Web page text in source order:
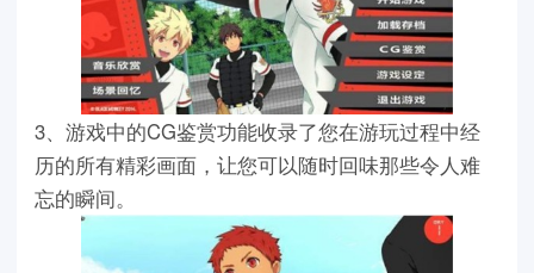
3、游戏中的CG鉴赏功能收录了您在游玩过程中经
历的所有精彩画面，让您可以随时回味那些令人难
忘的瞬间。